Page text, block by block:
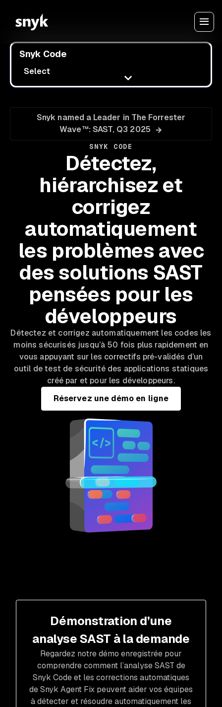
Snyk Code
Select
Snyk named a Leader in The Forrester
Wave™: SAST, Q3 2025
SNYK CODE
Détectez,
hiérarchisez et
corrigez
automatiquement
les problèmes avec
des solutions SAST
pensées pour les
développeurs
Détectez et corrigez automatiquement les codes les
moins sécurisés jusqu’à 50 fois plus rapidement en
vous appuyant sur les correctifs pré-validés d’un
outil de test de sécurité des applications statiques
créé par et pour les développeurs.
Réservez une démo en ligne
Démonstration d’une
analyse SAST à la demande
Regardez notre démo enregistrée pour
comprendre comment l’analyse SAST de
Snyk Code et les corrections automatiques
de Snyk Agent Fix peuvent aider vos équipes
à détecter et résoudre automatiquement les